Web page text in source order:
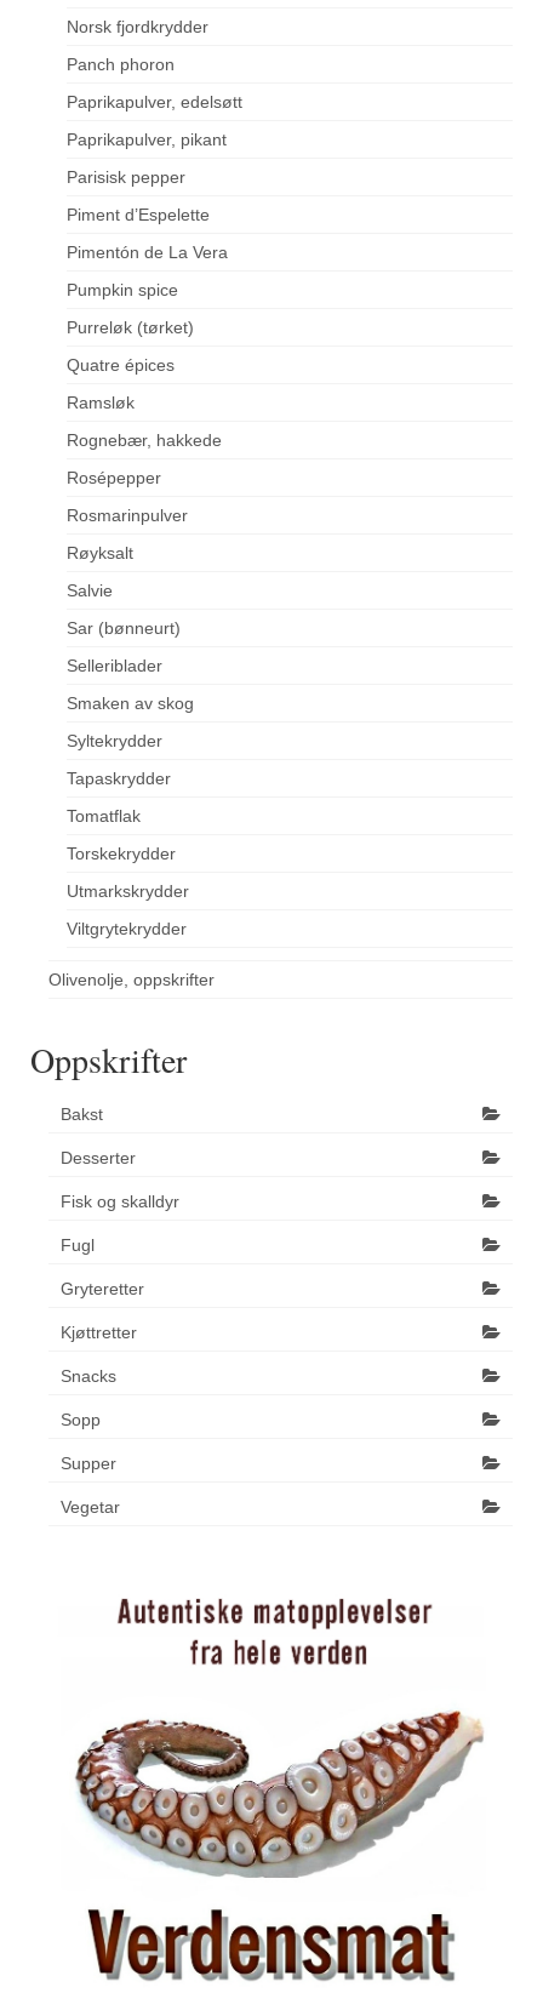
Norsk fjordkrydder
Panch phoron
Paprikapulver, edelsøtt
Paprikapulver, pikant
Parisisk pepper
Piment d’Espelette
Pimentón de La Vera
Pumpkin spice
Purreløk (tørket)
Quatre épices
Ramsløk
Rognebær, hakkede
Rosépepper
Rosmarinpulver
Røyksalt
Salvie
Sar (bønneurt)
Selleriblader
Smaken av skog
Syltekrydder
Tapaskrydder
Tomatflak
Torskekrydder
Utmarkskrydder
Viltgrytekrydder
Olivenolje, oppskrifter
Oppskrifter
Bakst
Desserter
Fisk og skalldyr
Fugl
Gryteretter
Kjøttretter
Snacks
Sopp
Supper
Vegetar